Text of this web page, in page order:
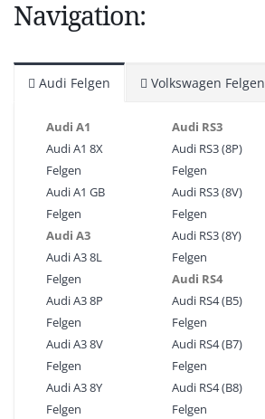
Navigation:
Audi Felgen Volkswagen Felgen
Audi A1
Audi A1 8X
Felgen
Audi A1 GB
Felgen
Audi A3
Audi A3 8L
Felgen
Audi A3 8P
Felgen
Audi A3 8V
Felgen
Audi A3 8Y
Felgen
Audi RS3
Audi RS3 (8P)
Felgen
Audi RS3 (8V)
Felgen
Audi RS3 (8Y)
Felgen
Audi RS4
Audi RS4 (B5)
Felgen
Audi RS4 (B7)
Felgen
Audi RS4 (B8)
Felgen